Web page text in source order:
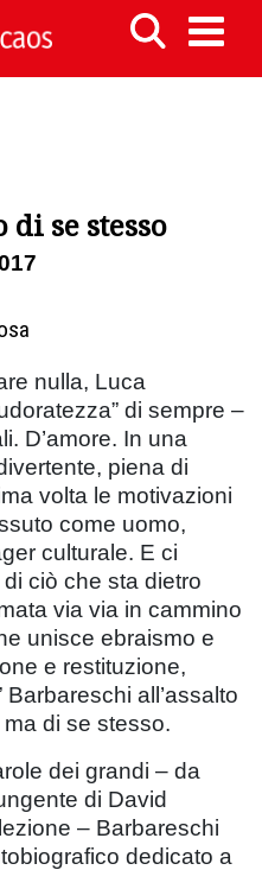
se stesso
nulla, Luca
di sempre –
D’amore. In una
piena di
volta le motivazioni
come uomo,
culturale. E ci
ciò che sta dietro
via via in cammino
unisce ebraismo e
e restituzione,
Barbareschi all’assalto
di se stesso.
dei grandi – da
di David
– Barbareschi
dedicato a